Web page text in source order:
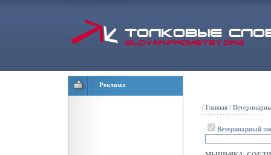
Реклама
/ Главная /
Ветеринарный